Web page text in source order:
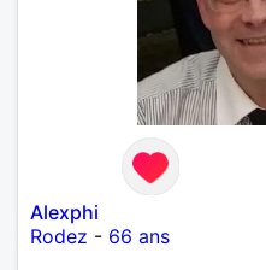
Alexphi
Rodez - 66 ans